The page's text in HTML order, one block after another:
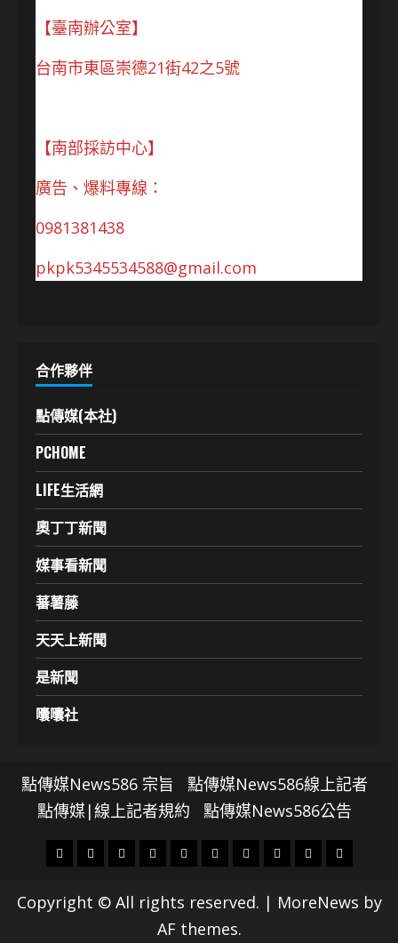
【臺南辦公室】
台南市東區崇德21街42之5號
【南部採訪中心】
廣告、爆料專線：
0981381438
pkpk5345534588@gmail.com
合作夥伴
點傳媒(本社)
PCHOME
LIFE生活網
奧丁丁新聞
媒事看新聞
蕃薯藤
天天上新聞
是新聞
囔囔社
點傳媒News586 宗旨
點傳媒News586線上記者
點傳媒|線上記者規約
點傳媒News586公告
頭
財
地
社
文
科
技
專
娛
影
劇
政
國
運
生
Copyright © All rights reserved. | MoreNews by
AF themes.